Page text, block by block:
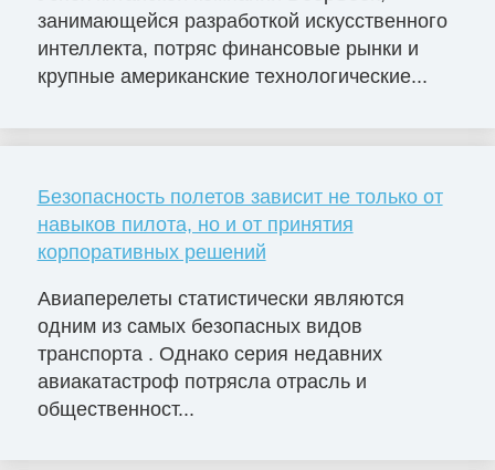
занимающейся разработкой искусственного
интеллекта, потряс финансовые рынки и
крупные американские технологические...
Безопасность полетов зависит не только от
навыков пилота, но и от принятия
корпоративных решений
Авиаперелеты статистически являются
одним из самых безопасных видов
транспорта . Однако серия недавних
авиакатастроф потрясла отрасль и
общественност...